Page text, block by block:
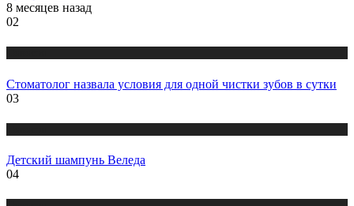
8 месяцев назад
02
Стоматолог назвала условия для одной чистки зубов в сутки
03
Детский шампунь Веледа
04